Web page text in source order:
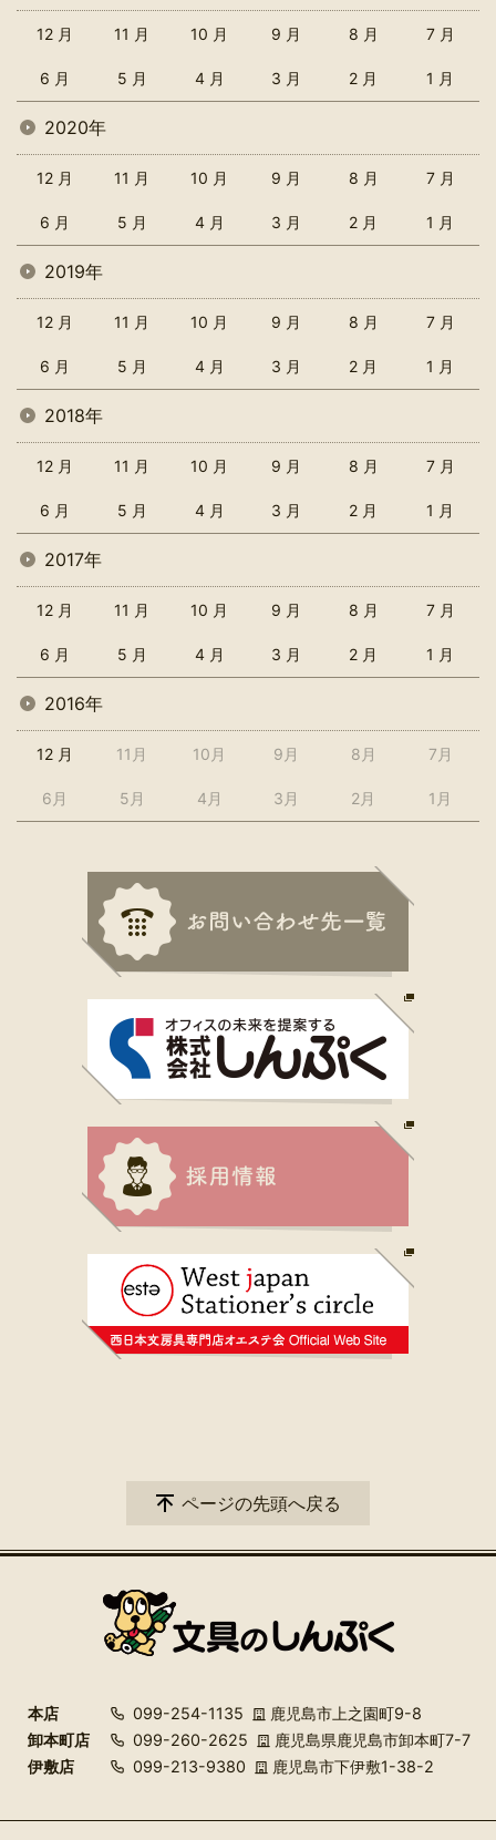
12 月 11 月 10 月 9 月 8 月 7 月
6 月 5 月 4 月 3 月 2 月 1 月
2020年
12 月 11 月 10 月 9 月 8 月 7 月
6 月 5 月 4 月 3 月 2 月 1 月
2019年
12 月 11 月 10 月 9 月 8 月 7 月
6 月 5 月 4 月 3 月 2 月 1 月
2018年
12 月 11 月 10 月 9 月 8 月 7 月
6 月 5 月 4 月 3 月 2 月 1 月
2017年
12 月 11 月 10 月 9 月 8 月 7 月
6 月 5 月 4 月 3 月 2 月 1 月
2016年
12 月 11月 10月 9月 8月 7月
6月 5月 4月 3月 2月 1月
ページの先頭へ戻る
本店 099-254-1135
鹿児島市上之園町9-8
卸本町店
099-260-2625
鹿児島県鹿児島市卸本町7-7
伊敷店
099-213-9380 鹿児島市下伊敷1-38-2